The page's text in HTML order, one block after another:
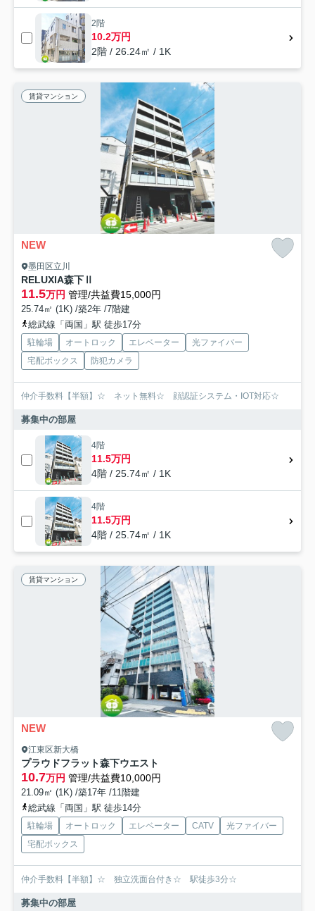
2階
10.2万円
2階 / 26.24㎡ / 1K
賃貸マンション
NEW
墨田区立川
RELUXIA森下Ⅱ
11.5万円 管理/共益費15,000円
25.74㎡ (1K) /築2年 /7階建
総武線「両国」駅 徒歩17分
駐輪場 オートロック エレベーター
光ファイバー
宅配ボックス
防犯カメラ
仲介手数料【半額】☆ ネット無料☆ 顔認証システム・IOT対応☆
募集中の部屋
4階
11.5万円
4階 / 25.74㎡ / 1K
4階
11.5万円
4階 / 25.74㎡ / 1K
賃貸マンション
NEW
江東区新大橋
プラウドフラット森下ウエスト
10.7万円 管理/共益費10,000円
21.09㎡ (1K) /築17年 /11階建
総武線「両国」駅 徒歩14分
駐輪場 オートロック エレベーター CATV
光ファイバー
宅配ボックス
仲介手数料【半額】☆ 独立洗面台付き☆ 駅徒歩3分☆
募集中の部屋